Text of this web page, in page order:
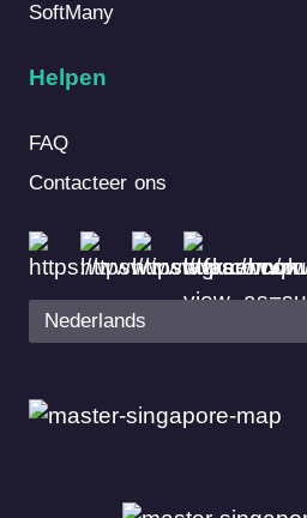
SoftMany
Helpen
FAQ
Contacteer ons